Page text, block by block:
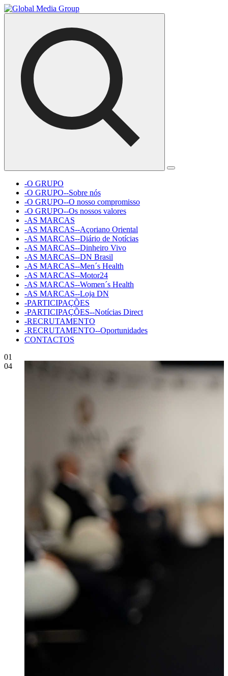
-O GRUPO
-O GRUPO--Sobre nós
-O GRUPO--O nosso compromisso
-O GRUPO--Os nossos valores
-AS MARCAS
-AS MARCAS--Açoriano Oriental
-AS MARCAS--Diário de Notícias
-AS MARCAS--Dinheiro Vivo
-AS MARCAS--DN Brasil
-AS MARCAS--Men´s Health
-AS MARCAS--Motor24
-AS MARCAS--Women´s Health
-AS MARCAS--Loja DN
-PARTICIPAÇÕES
-PARTICIPAÇÕES--Notícias Direct
-RECRUTAMENTO
-RECRUTAMENTO--Oportunidades
CONTACTOS
01
04